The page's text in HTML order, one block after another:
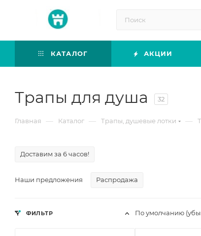
КАТАЛОГ АКЦИИ
Трапы для душа 32
Главная — Каталог — Трапы, душевые лотки —
Доставим за 6 часов!
Наши предложения Распродажа
По умолчанию
ФИЛЬТР